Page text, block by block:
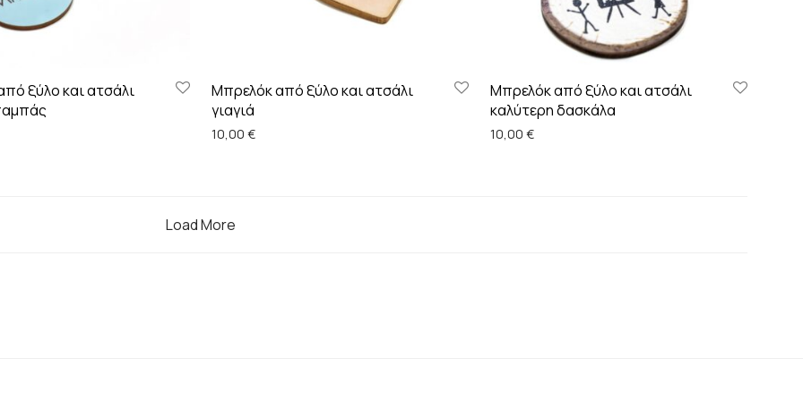
ξύλο και ατσάλι
Μπρελόκ από ξύλο και ατσάλι
γιαγιά
10,00 €
Μπρελόκ από ξύλο και ατσάλι
καλύτερη δασκάλα
10,00 €
Load More